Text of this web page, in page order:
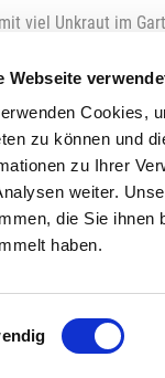
Webseite
Cookies,
zu können und
zu Ihrer
weiter.
die Sie ihnen
haben.
viel Unkraut im
Wurzel